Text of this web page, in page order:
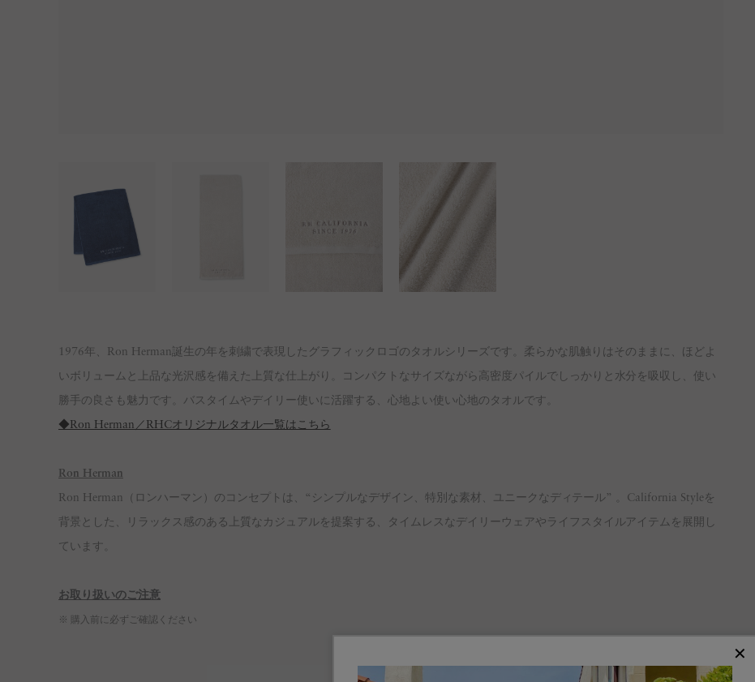
1976年、Ron Herman誕生の年を刺繍で表現したグラフィックロゴのタオルシリーズです。柔らかな肌触りはそのままに、ほどよ
いボリュームと上品な光沢感を備えた上質な仕上がり。コンパクトなサイズながら高密度パイルでしっかりと水分を吸収し、使い
勝手の良さも魅力です。バスタイムやデイリー使いに活躍する、心地よい使い心地のタオルです。
◆Ron Herman／RHCオリジナルタオル一覧はこちら
Ron Herman
Ron Herman（ロンハーマン）のコンセプトは、“シンプルなデザイン、特別な素材、ユニークなディテール” 。California Styleを
背景とした、リラックス感のある上質なカジュアルを提案する、タイムレスなデイリーウェアやライフスタイルアイテムを展開し
ています。
お取り扱いのご注意
※ 購入前に必ずご確認ください